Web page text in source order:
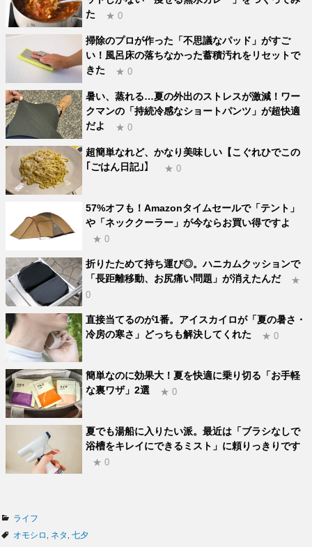
た
★ 0
掃除のプロが作った「不思議なパッド」がすご
い！風呂床の落ちなかった蓄積汚れをリセットで
きた
★ 0
暑い、蒸れる…夏の外出のストレスが激減！ワー
クマンの「持続冷感なショートパンツ」が超快適
だよ
★ 0
超簡単なれど、かなり美味しい【こぐれひでこの
｢ごはん日記｣】
★ 0
57%オフも！Amazonタイムセールで「テント」
や「ネッククーラー」が今ならお買い得ですよ
★ 0
折りたためて持ち運び◎。ハニカムクッションで
「長距離移動、お尻痛い問題」が消えたんだ
★
0
直接当てるのが1番。アイスカイロが「夏の暑さ・
冷房の寒さ」どっちも解決してくれた
★ 0
簡単なのに効果大！夏を快適に乗り切る「お手軽
な裏ワザ」2選
★ 0
夏でも湯船に入りたい派。最近は「ブラシなしで
浴槽をキレイにできるミスト」に頼りっきりです
★ 0
カ
テ
ライフ
タ
オモシロ ネタ 七夕